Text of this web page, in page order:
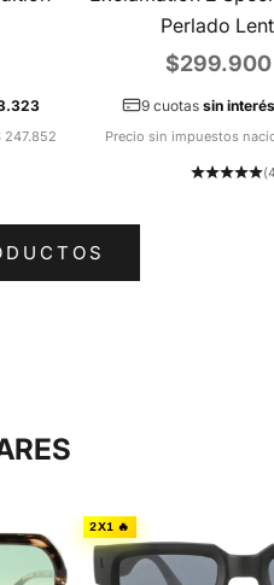
247.852
Perlado
Precio de
$299.900
9 cuotas sin interés
Precio sin impuestos
2X1 🔥